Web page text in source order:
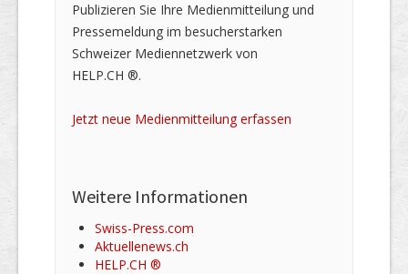
Publizieren Sie Ihre Medienmitteilung und
Pressemeldung im besucherstarken
Schweizer Mediennetzwerk von
HELP.CH ®.
Jetzt neue Medienmitteilung erfassen
Weitere Informationen
Swiss-Press.com
Aktuellenews.ch
HELP.CH ®